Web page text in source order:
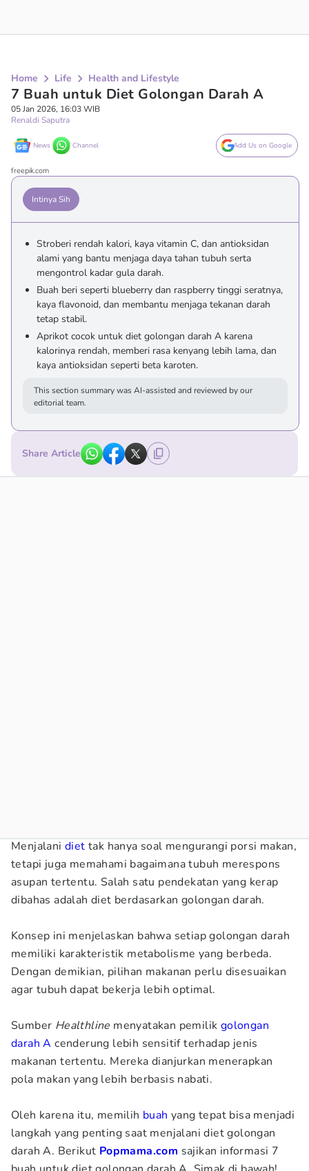
Home Life Health and Lifestyle
7 Buah untuk Diet Golongan Darah A
05 Jan 2026, 16:03 WIB
Renaldi Saputra
News Channel Add Us on Google
freepik.com
Intinya Sih
Stroberi rendah kalori, kaya vitamin C, dan antioksidan
alami yang bantu menjaga daya tahan tubuh serta
mengontrol kadar gula darah.
Buah beri seperti blueberry dan raspberry tinggi seratnya,
kaya flavonoid, dan membantu menjaga tekanan darah
tetap stabil.
Aprikot cocok untuk diet golongan darah A karena
kalorinya rendah, memberi rasa kenyang lebih lama, dan
kaya antioksidan seperti beta karoten.
This section summary was AI-assisted and reviewed by our
editorial team.
Share Article
Menjalanidiet tak hanya soal mengurangi porsi makan,
tetapi juga memahami bagaimana tubuh merespons
asupan tertentu. Salah satu pendekatan yang kerap
dibahas adalah diet berdasarkan golongan darah.
Konsep ini menjelaskan bahwa setiap golongan darah
memiliki karakteristik metabolisme yang berbeda.
Dengan demikian, pilihan makanan perlu disesuaikan
agar tubuh dapat bekerja lebih optimal.
Sumber Healthline menyatakan pemilik golongan
darah A cenderung lebih sensitif terhadap jenis
makanan tertentu. Mereka dianjurkan menerapkan
pola makan yang lebih berbasis nabati.
Oleh karena itu, memilih buah yang tepat bisa menjadi
langkah yang penting saat menjalani diet golongan
darah A. Berikut Popmama.com sajikan informasi 7